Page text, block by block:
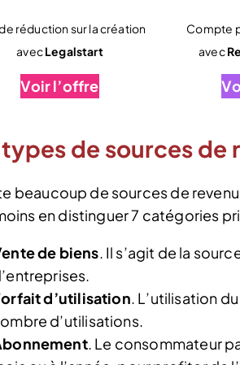
réduction sur la création
avecLegalstart
Voir l’offre
Compte
avecR
types de sources de
beaucoup de sources de
en distinguer 7 catégories
de biens . Il s’agit de la
d’utilisation . L’utilisation
d’utilisations.
. Le consommateur